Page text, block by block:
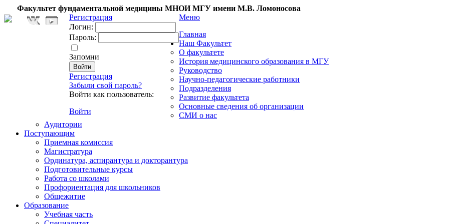
Факультет фундаментальной медицины МНОИ МГУ имени М.В. Ломоносова
Регистрация
Логин:
Пароль:
Запомни
Регистрация
Забыли свой пароль?
Войти как пользователь:
Войти
Меню
Главная
Наш Факультет
О факультете
История медицинского образования в МГУ
Руководство
Научно-педагогические работники
Подразделения
Развитие факультета
Основные сведения об организации
СМИ о нас
Аудитории
Поступающим
Приемная комиссия
Магистратура
Ординатура, аспирантура и докторантура
Подготовительные курсы
Работа со школами
Профориентация для школьников
Общежитие
Образование
Учебная часть